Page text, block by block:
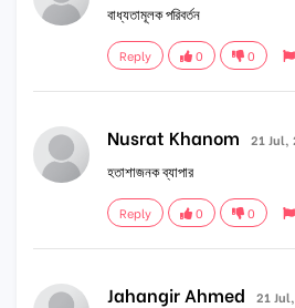
বাধ্যতামূলক পরিবর্তন
Reply 0 0
Nusrat Khanom 21 Jul,
হতাশাজনক ব্যাপার
Reply 0 0
Jahangir Ahmed 21